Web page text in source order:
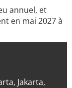
annuel, et
en mai 2027 à
Jakarta,